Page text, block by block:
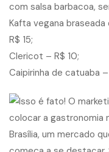
com salsa barbacoa,
Kafta vegana
R$ 15;
Clericot – R$ 10;
Caipirinha de catuaba –